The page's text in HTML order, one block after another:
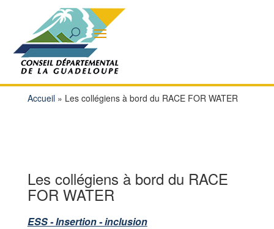
Accueil» Les collégiens à bord du RACE FOR WATER
Les collégiens à bord du RACE
FOR WATER
ESS - Insertion - inclusion